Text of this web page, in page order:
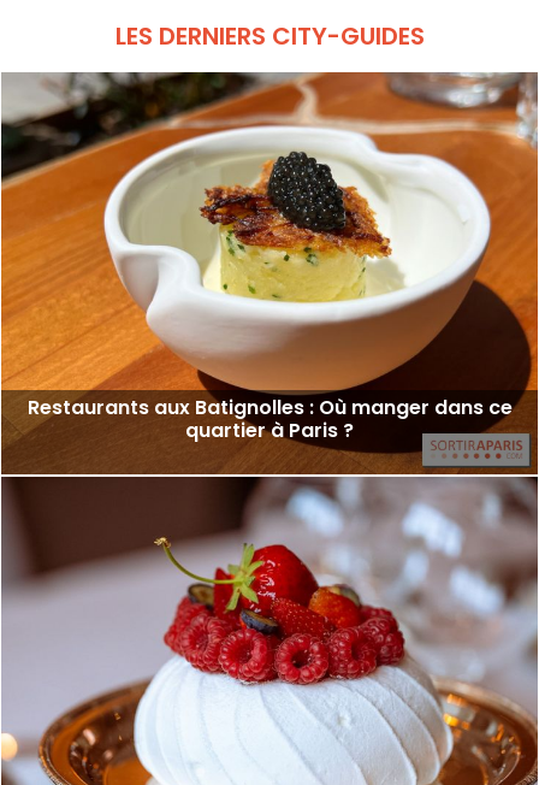
LES DERNIERS CITY-GUIDES
Restaurants aux Batignolles : Où manger dans ce
quartier à Paris ?